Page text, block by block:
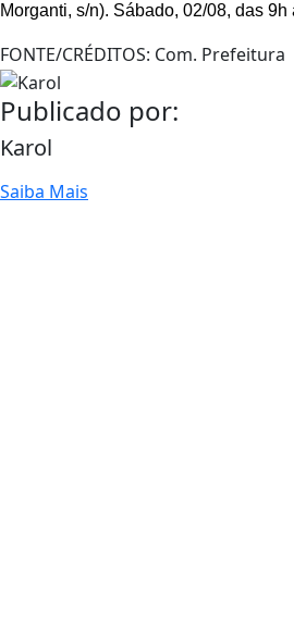
Morganti, s/n). Sábado, 02/08, das 9h
FONTE/CRÉDITOS: Com. Prefeitura
Publicado por:
Karol
Saiba Mais